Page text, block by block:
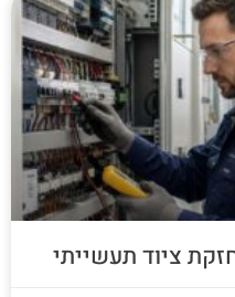
ציוד תעשייתי